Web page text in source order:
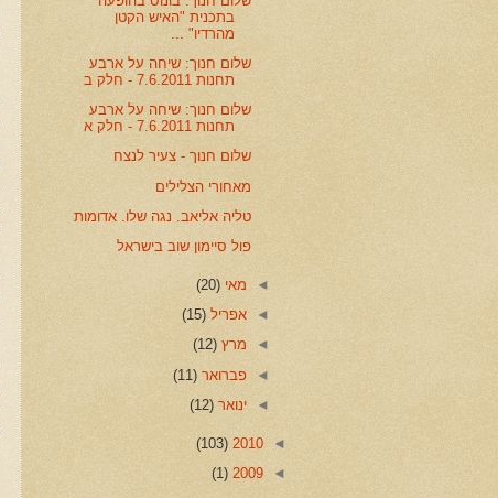
בתכנית "האיש הקטן
מהרדיו" ...
שלום חנוך: שיחה על ארבע
תחנות 7.6.2011 - חלק ב
שלום חנוך: שיחה על ארבע
תחנות 7.6.2011 - חלק א
שלום חנוך - צעיר לנצח
מאחורי הצלילים
טליה אליאב. נגה שלו. אדומות
פול סיימון שוב בישראל
◄ מאי(20)
◄אפריל(15)
◄ מרץ(12)
◄פברואר(11)
◄ינואר(12)
◄
2010
(103)
◄
2009
(1)